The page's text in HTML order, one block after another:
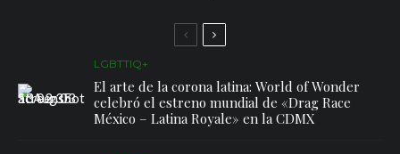
LGBTTIQ+
El arte de la corona latina: World of Wonder
celebró el estreno mundial de «Drag Race
México – Latina Royale» en la CDMX